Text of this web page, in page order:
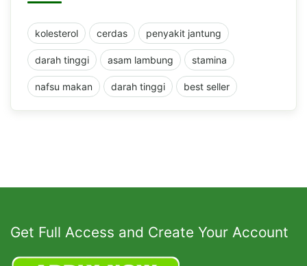
kolesterol cerdas penyakit jantung
darah tinggi asam lambung stamina
nafsu makan darah tinggi best seller
Get Full Access and Create Your Account